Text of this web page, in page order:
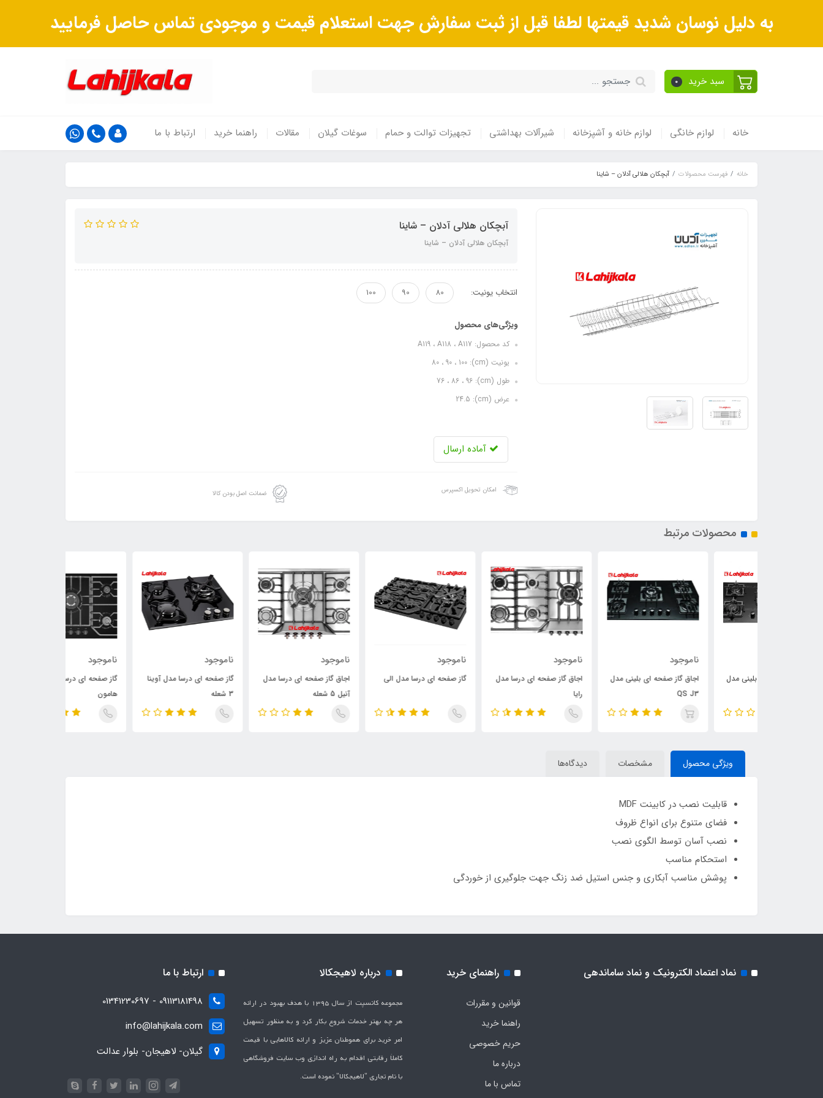
به دلیل نوسان شدید قیمتها لطفا قبل از ثبت سفارش جهت استعلام قیمت و موجودی تماس حاصل فرمایید
سبد خرید 0
خانه لوازم خانگی لوازم خانه و آشپزخانه شیرآلات بهداشتی تجهیزات توالت و حمام سوغات گیلان مقالات راهنما خرید ارتباط با ما
خانه فهرست محصولات آبچکان هلالی آدلان – شاینا
آبچکان هلالی آدلان – شاینا
آبچکان هلالی آدلان – شاینا
انتخاب یونیت: 80
90
100
ویژگی‌های محصول
کد محصول: A119 ، A118 ، A117
یونیت (cm): 80 ، 90 ، 100
طول (cm): 76 ، 86 ، 96
عرض (cm): 24.5
آماده ارسال
امکان تحویل اکسپرس ضمانت اصل بودن کالا
محصولات مرتبط
اجاق گاز صفحه ای بلینی مدل
اجاق گاز صفحه ای درسا مدل
گاز صفحه ای درسا مدل الی
اجاق گاز صفحه ای درسا مدل
گاز صفحه ای درسا مدل آوینا
گاز صفحه ای درسا مدل
ویژگی محصول مشخصات دیدگاه‌ها
قابلیت نصب در کابینت MDF
فضای متنوع برای انواع ظروف
نصب آسان توسط الگوی نصب
استحکام مناسب
پوشش مناسب آبکاری و جنس استیل ضد زنگ جهت جلوگیری از خوردگی
نماد اعتماد الکترونیک و نماد ساماندهی راهنمای خرید
قوانین و مقررات
راهنما خرید
حریم خصوصی
درباره ما
تماس با ما
درباره لاهیجکالا
مجموعه کانسپت از سال 1395 با هدف بهبود در ارائه
هر چه بهتر خدمات شروع بکار کرد و به منظور تسهیل
امر خرید برای هموطنان عزیز و ارائه کالاهایی با قیمت
کاملاَ رقابتی اقدام به راه اندازی وب سایت فروشگاهی
با نام تجاری "لاهیج­کالا" نموده است.
ارتباط با ما
09113181498 - 01341230697
info@lahijkala.com
گیلان- لاهیجان- بلوار عدالت